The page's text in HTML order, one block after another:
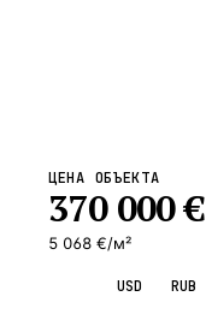
ЦЕНА ОБЪЕКТА
370 000€
5 068 €/м²
USD RUB